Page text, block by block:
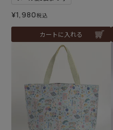
¥1,980税込
カートに入れる